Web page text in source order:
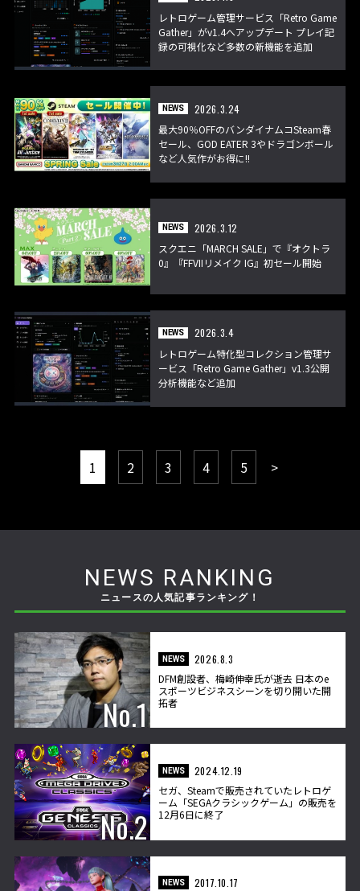
レトロゲーム管理サービス「Retro Game
Gather」がv1.4へアップデート プレイ記
録の可視化など多数の新機能を追加
NEWS
2026.3.24
最大90％OFFのバンダイナムコSteam春
セール、GOD EATER 3やドラゴンボール
など人気作がお得に!!
NEWS
2026.3.12
スクエニ「MARCH SALE」で『オクトラ
0』『FFVIIリメイク IG』初セール開始
NEWS
2026.3.4
レトロゲーム特化型コレクション管理サ
ービス「Retro Game Gather」v1.3公開
分析機能など追加
1 2 3 4 5 >
NEWS RANKING
ニュースの人気記事ランキング！
NEWS
2026.8.3
DFM創設者、梅崎伸幸氏が逝去 日本のe
スポーツビジネスシーンを切り開いた開
拓者
NEWS
2024.12.19
セガ、Steamで販売されていたレトロゲ
ーム「SEGAクラシックゲーム」の販売を
12月6日に終了
NEWS
2017.10.17